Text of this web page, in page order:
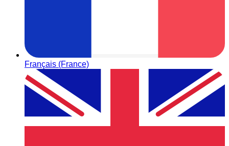
Français (France)